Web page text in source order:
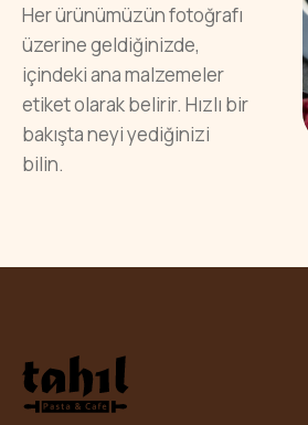
Her ürünümüzün fotoğrafı
üzerine geldiğinizde,
içindeki ana malzemeler
etiket olarak belirir. Hızlı bir
bakışta neyi yediğinizi
bilin.